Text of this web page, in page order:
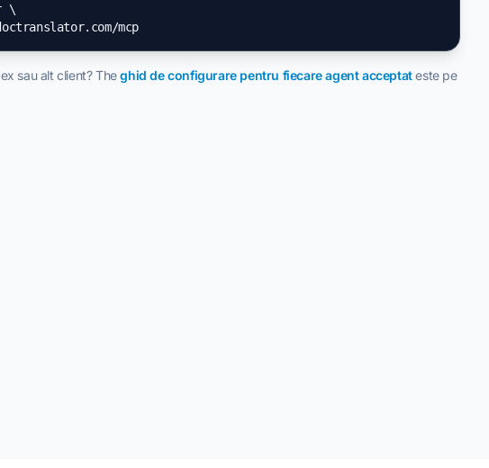
\
mcp
sau alt client? Theghid de configurare pentru fiecare agent acceptateste pe